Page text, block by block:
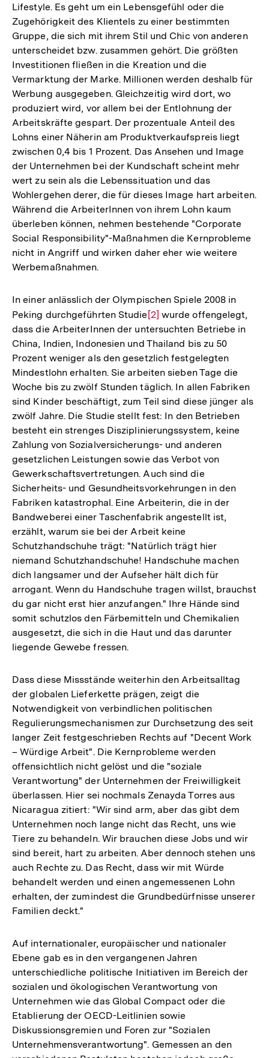
Lifestyle. Es geht um ein Lebensgefühl oder die
Zugehörigkeit des Klientels zu einer bestimmten
Gruppe, die sich mit ihrem Stil und Chic von anderen
unterscheidet bzw. zusammen gehört. Die größten
Investitionen fließen in die Kreation und die
Vermarktung der Marke. Millionen werden deshalb für
Werbung ausgegeben. Gleichzeitig wird dort, wo
produziert wird, vor allem bei der Entlohnung der
Arbeitskräfte gespart. Der prozentuale Anteil des
Lohns einer Näherin am Produktverkaufspreis liegt
zwischen 0,4 bis 1 Prozent. Das Ansehen und Image
der Unternehmen bei der Kundschaft scheint mehr
wert zu sein als die Lebenssituation und das
Wohlergehen derer, die für dieses Image hart arbeiten.
Während die ArbeiterInnen von ihrem Lohn kaum
überleben können, nehmen bestehende "Corporate
Social Responsibility"-Maßnahmen die Kernprobleme
nicht in Angriff und wirken daher eher wie weitere
Werbemaßnahmen.
In einer anlässlich der Olympischen Spiele 2008 in
Peking durchgeführten Studie Zur
Auflösung
der
Fußnote
[2] wurde offengelegt,
dass die ArbeiterInnen der untersuchten Betriebe in
China, Indien, Indonesien und Thailand bis zu 50
Prozent weniger als den gesetzlich festgelegten
Mindestlohn erhalten. Sie arbeiten sieben Tage die
Woche bis zu zwölf Stunden täglich. In allen Fabriken
sind Kinder beschäftigt, zum Teil sind diese jünger als
zwölf Jahre. Die Studie stellt fest: In den Betrieben
besteht ein strenges Disziplinierungssystem, keine
Zahlung von Sozialversicherungs- und anderen
gesetzlichen Leistungen sowie das Verbot von
Gewerkschaftsvertretungen. Auch sind die
Sicherheits- und Gesundheitsvorkehrungen in den
Fabriken katastrophal. Eine Arbeiterin, die in der
Bandweberei einer Taschenfabrik angestellt ist,
erzählt, warum sie bei der Arbeit keine
Schutzhandschuhe trägt: "Natürlich trägt hier
niemand Schutzhandschuhe! Handschuhe machen
dich langsamer und der Aufseher hält dich für
arrogant. Wenn du Handschuhe tragen willst, brauchst
du gar nicht erst hier anzufangen." Ihre Hände sind
somit schutzlos den Färbemitteln und Chemikalien
ausgesetzt, die sich in die Haut und das darunter
liegende Gewebe fressen.
Dass diese Missstände weiterhin den Arbeitsalltag
der globalen Lieferkette prägen, zeigt die
Notwendigkeit von verbindlichen politischen
Regulierungsmechanismen zur Durchsetzung des seit
langer Zeit festgeschrieben Rechts auf "Decent Work
– Würdige Arbeit". Die Kernprobleme werden
offensichtlich nicht gelöst und die "soziale
Verantwortung" der Unternehmen der Freiwilligkeit
überlassen. Hier sei nochmals Zenayda Torres aus
Nicaragua zitiert: "Wir sind arm, aber das gibt dem
Unternehmen noch lange nicht das Recht, uns wie
Tiere zu behandeln. Wir brauchen diese Jobs und wir
sind bereit, hart zu arbeiten. Aber dennoch stehen uns
auch Rechte zu. Das Recht, dass wir mit Würde
behandelt werden und einen angemessenen Lohn
erhalten, der zumindest die Grundbedürfnisse unserer
Familien deckt."
Auf internationaler, europäischer und nationaler
Ebene gab es in den vergangenen Jahren
unterschiedliche politische Initiativen im Bereich der
sozialen und ökologischen Verantwortung von
Unternehmen wie das Global Compact oder die
Etablierung der OECD-Leitlinien sowie
Diskussionsgremien und Foren zur "Sozialen
Unternehmensverantwortung". Gemessen an den